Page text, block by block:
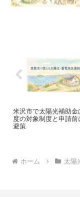
米沢市で太陽光補助
度の対象制度と申請前
避策
ホーム 太陽